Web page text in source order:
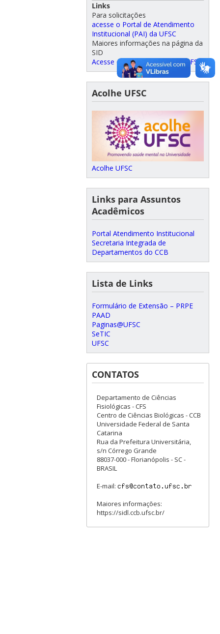
Links
Para solicitações
acesse o Portal de Atendimento
Institucional (PAI) da UFSC
Maiores informações na página da
SID
Acesse o site da SIDL/CCB – UFSC
Acolhe UFSC
Acolhe UFSC
Links para Assuntos
Acadêmicos
Portal Atendimento Institucional
Secretaria Integrada de
Departamentos do CCB
Lista de Links
Formulário de Extensão – PRPE
PAAD
Paginas@UFSC
SeTIC
UFSC
CONTATOS
Departamento de Ciências
Fisiológicas - CFS
Centro de Ciências Biológicas - CCB
Universidade Federal de Santa
Catarina
Rua da Prefeitura Universitária,
s/n Córrego Grande
88037-000 - Florianópolis - SC -
BRASIL
E-mail:
Maiores informações:
https://sidl.ccb.ufsc.br/